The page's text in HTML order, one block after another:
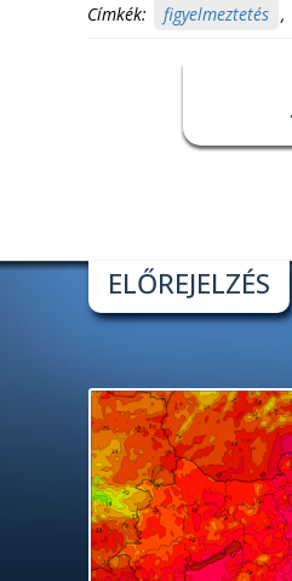
Címkék: figyelmeztetés ,
ELŐREJELZÉS